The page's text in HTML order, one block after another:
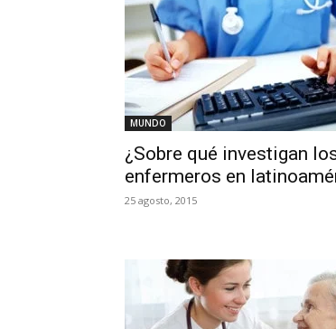
MUNDO
¿Sobre qué investigan
enfermeros en
25 agosto, 2015